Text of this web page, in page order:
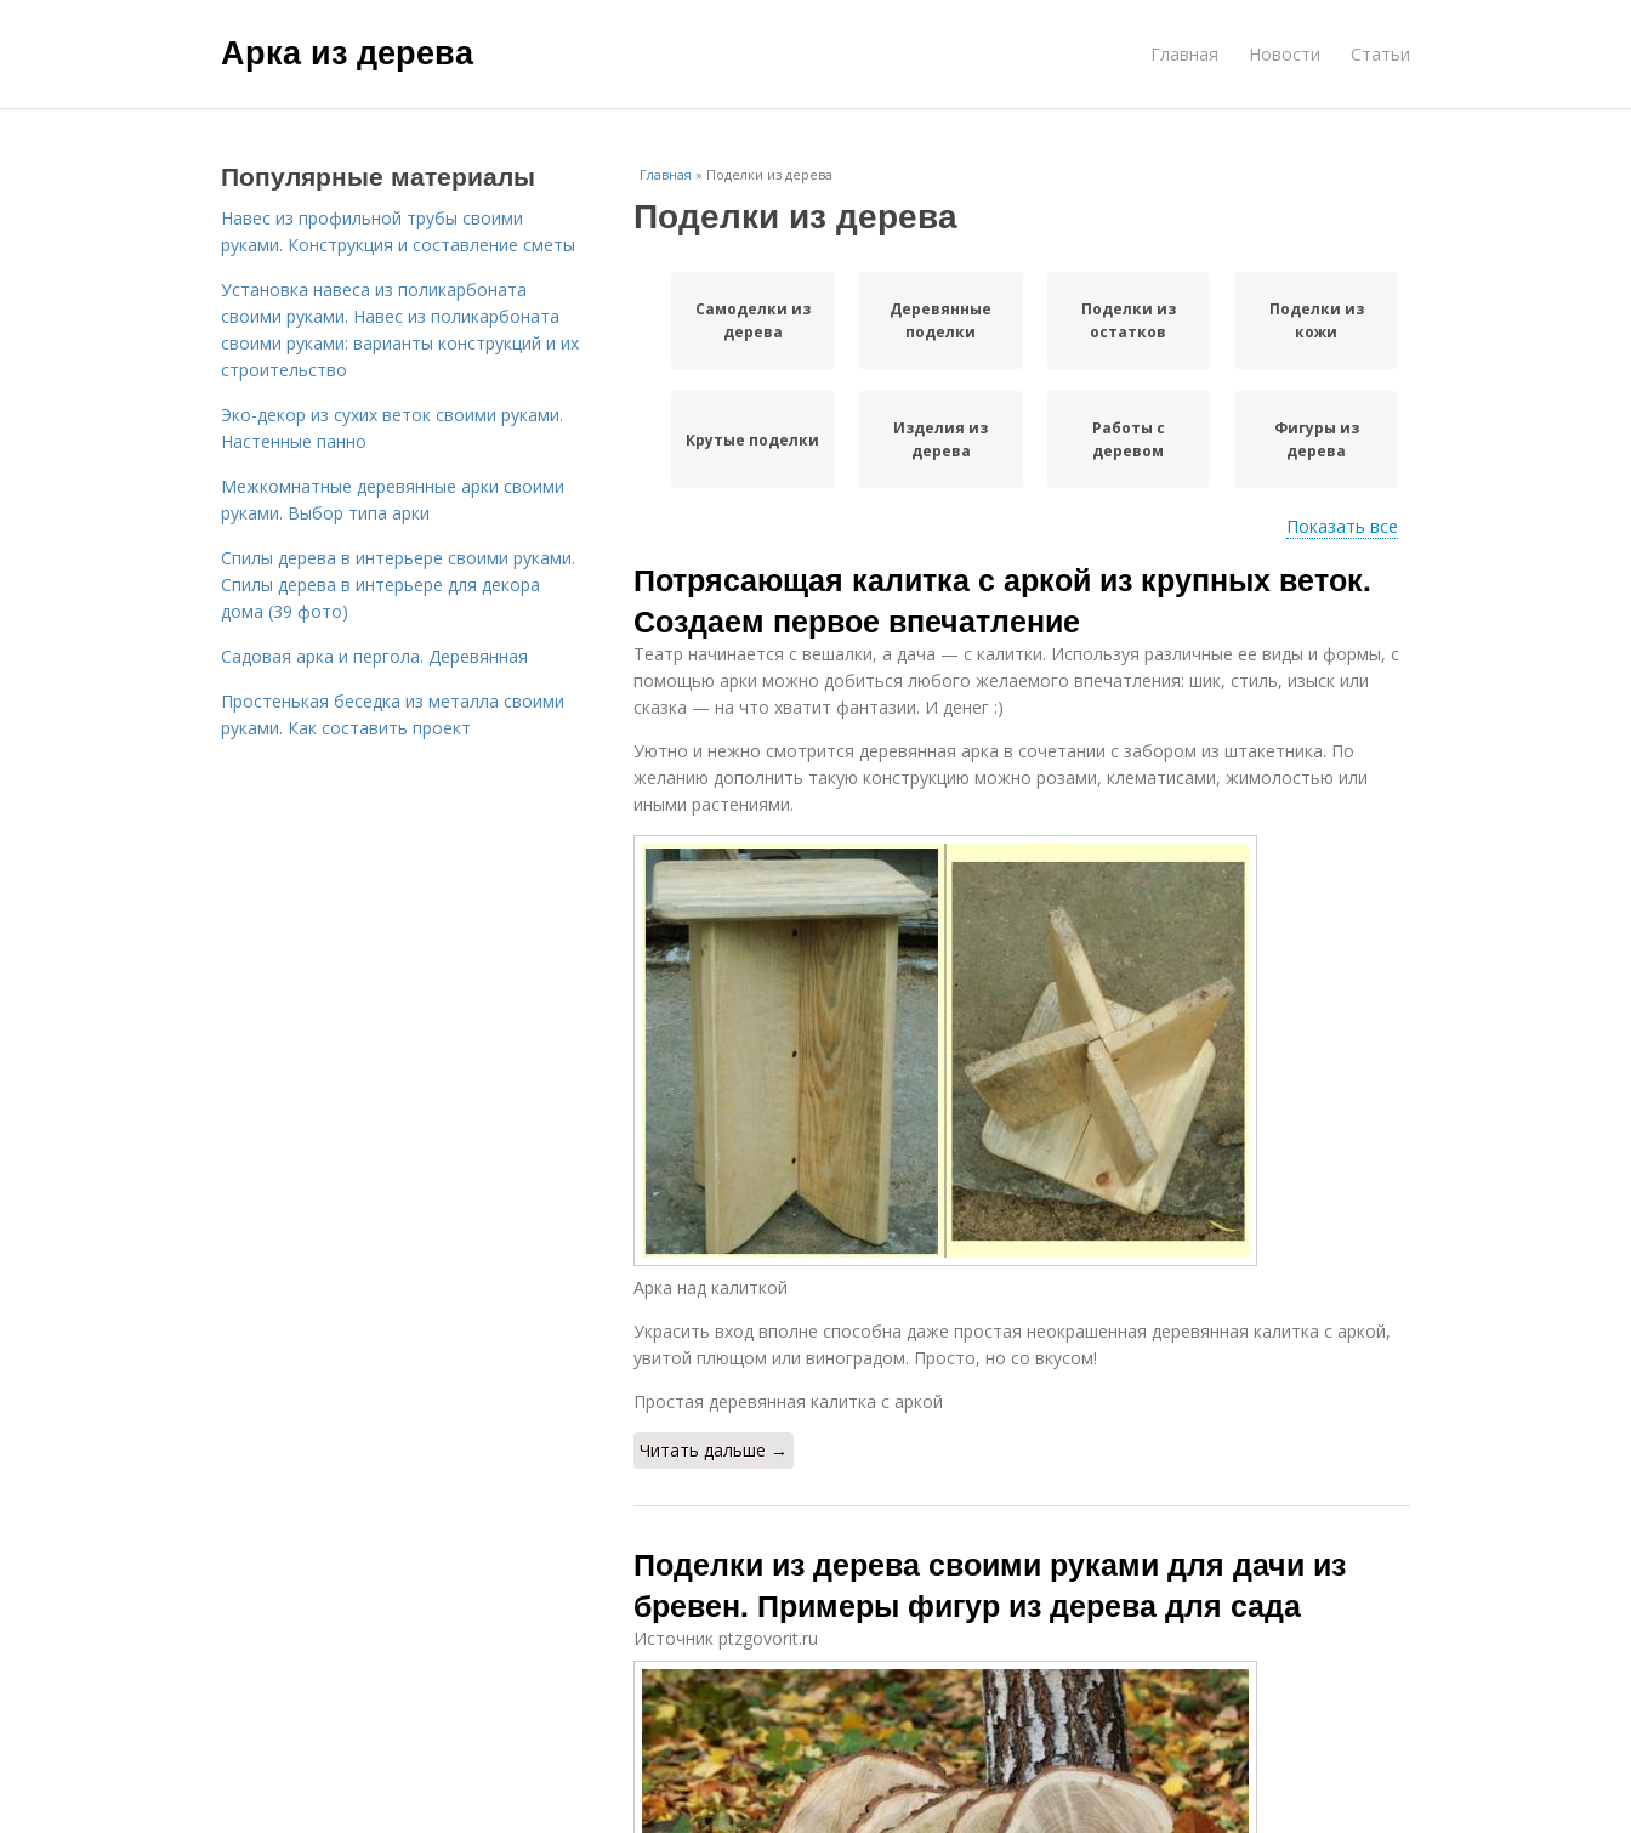
Арка из дерева Главная Новости Статьи
Главная » Поделки из дерева
Поделки из дерева
Самоделки из
дерева
Деревянные
поделки
Поделки из
остатков
Поделки из
кожи
Крутые поделки
Изделия из
дерева
Работы с
деревом
Фигуры из
дерева
старого
досок
дачи
бревна
Утварь из
дерева
Поделки для
сада
Садовые
поделки
Поделки из
пластиковых
Поделки на даче
Поделки из
Материал для
Интересные
Поделки для
дачи
Поделки из
брёвен
Поделки по
дереву
Поделки для
кухни
Дерева для
заготовки
Ручки из дерева
Творческие
поделки
Практичные
поделки
Поделки на
новый год
Прикольные
Показать все
Потрясающая калитка с аркой из крупных веток.
Создаем первое впечатление
Театр начинается с вешалки, а дача — с калитки. Используя различные ее виды и формы, с
помощью арки можно добиться любого желаемого впечатления: шик, стиль, изыск или
сказка — на что хватит фантазии. И денег :)
Уютно и нежно смотрится деревянная арка в сочетании с забором из штакетника. По
желанию дополнить такую конструкцию можно розами, клематисами, жимолостью или
иными растениями.
Арка над калиткой
Украсить вход вполне способна даже простая неокрашенная деревянная калитка с аркой,
увитой плющом или виноградом. Просто, но со вкусом!
Простая деревянная калитка с аркой
Читать дальше →
Поделки из дерева своими руками для дачи из
бревен. Примеры фигур из дерева для сада
Источник ptzgovorit.ru
Популярные материалы
Навес из профильной трубы своими
руками. Конструкция и составление сметы
Установка навеса из поликарбоната
своими руками. Навес из поликарбоната
своими руками: варианты конструкций и их
строительство
Эко-декор из сухих веток своими руками.
Настенные панно
Межкомнатные деревянные арки своими
руками. Выбор типа арки
Спилы дерева в интерьере своими руками.
Спилы дерева в интерьере для декора
дома (39 фото)
Садовая арка и пергола. Деревянная
Простенькая беседка из металла своими
руками. Как составить проект